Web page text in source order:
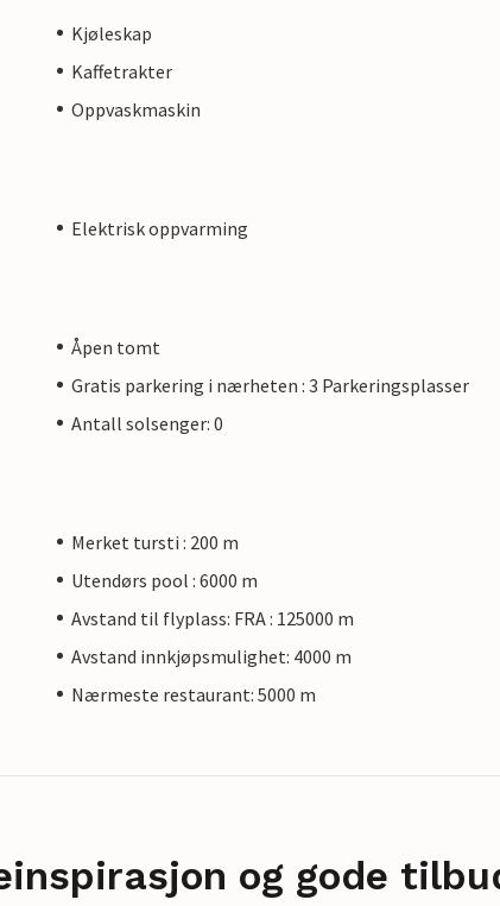
Kjøleskap
Kaffetrakter
Oppvaskmaskin
Elektrisk oppvarming
Åpen tomt
Gratis parkering i nærheten : 3 Parkeringsplasser
Antall solsenger: 0
Merket tursti : 200 m
Utendørs pool : 6000 m
Avstand til flyplass: FRA : 125000 m
Avstand innkjøpsmulighet: 4000 m
Nærmeste restaurant: 5000 m
og gode